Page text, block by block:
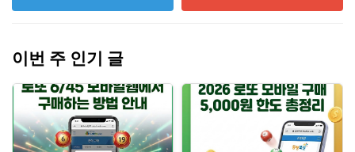
이번 주 인기 글